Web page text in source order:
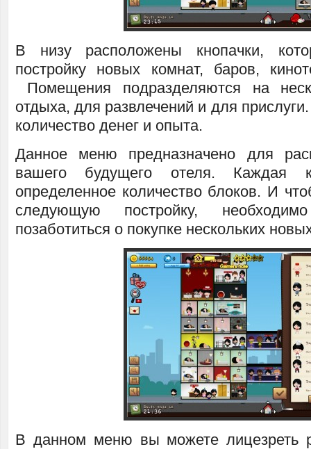
В низу расположены кнопачки,
постройку новых комнат, баров,
Помещения подразделяются на
отдыха, для развлечений и для
количество денег и опыта.
Данное меню предназначено для
вашего будущего отеля. Каждая
определенное количество блоков. И
следующую постройку, необходимо
позаботиться о покупке нескольких
В данном меню вы можете лицезреть